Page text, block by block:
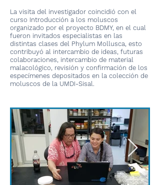
La visita del investigador coincidió con el
curso Introducción a los moluscos
organizado por el proyecto BDMY, en el cual
fueron invitados especialistas en las
distintas clases del Phylum Mollusca, esto
contribuyó al intercambio de ideas, futuras
colaboraciones, intercambio de material
malacológico, revisión y confirmación de los
especímenes depositados en la colección de
moluscos de la UMDI-Sisal.